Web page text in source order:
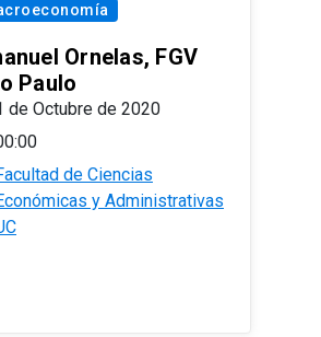
Ornelas, FGV
Paulo
de Octubre de 2020
de Ciencias
y Administrativas